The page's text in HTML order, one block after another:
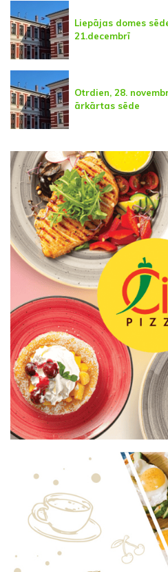
Liepājas domes
21.decembrī
Otrdien, 28.
ārkārtas sēde